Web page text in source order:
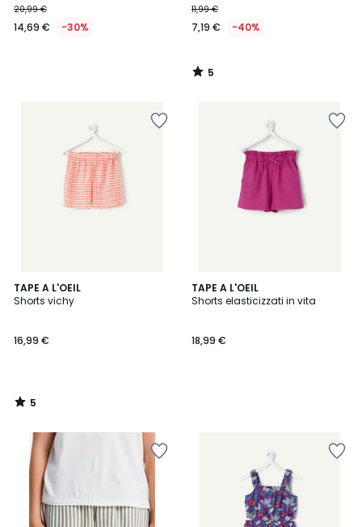
20,99 €
14,69 € -30%
11,99 €
7,19 € -40%
5
/
TAPE A L'OEIL
Shorts vichy
16,99 €
5
/
5
/
TAPE A L'OEIL
Shorts elasticizzati in vita
18,99 €